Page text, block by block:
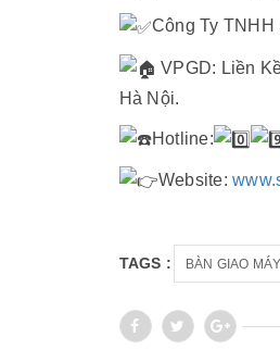
Công Ty TNHH
VPGD: Liền
Hà Nội.
Hotline:
Website:
TAGS : BÀN GIAO